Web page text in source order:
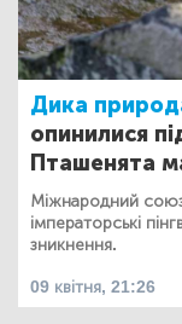
Дика
опинилися
Пташенята
Міжнародний
імператорські
зникнення.
09 квітня, 21:26